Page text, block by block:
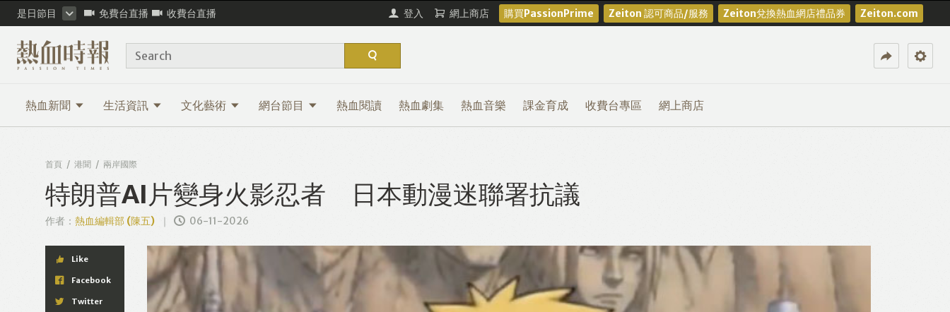
是日節目 免費台直播 收費台直播 登入 網上商店 購買PassionPrime Zeiton 認可商品/服務 Zeiton兌換熱血網店禮品券 Zeiton.com
熱血新聞 生活資訊 文化藝術 網台節目 熱血閱讀 熱血劇集 熱血音樂 課金育成 收費台專區 網上商店
Search
首頁 港聞 兩岸國際
特朗普AI片變身火影忍者 日本動漫迷聯署抗議
作者： 熱血編輯部 (陳五) 06-11-2026
Like
Facebook
Twitter